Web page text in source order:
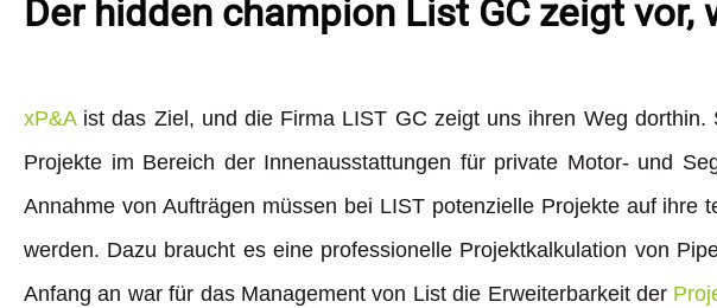
Der hidden champion List GC zeigt
xP&Aist das Ziel, und die Firma LIST GC zeigt uns ihren Weg
Projekte im Bereich der Innenausstattungen für private Motor- und
Annahme von Aufträgen müssen bei LIST potenzielle Projekte auf
werden. Dazu braucht es eine professionelle Projektkalkulation von
Anfang an war für das Management von List die Erweiterbarkeit der